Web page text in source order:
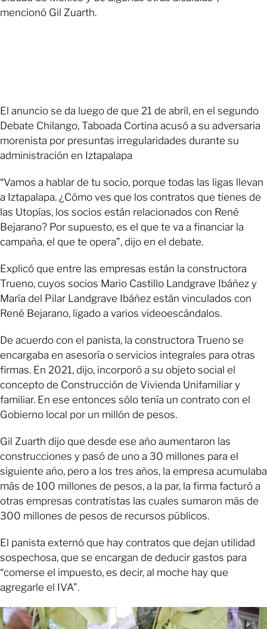
mencionó Gil Zuarth.
El anuncio se da luego de que 21 de abril, en el segundo
Debate Chilango, Taboada Cortina acusó a su adversaria
morenista por presuntas irregularidades durante su
administración en Iztapalapa
“Vamos a hablar de tu socio, porque todas las ligas llevan
a Iztapalapa. ¿Cómo ves que los contratos que tienes de
las Utopías, los socios están relacionados con René
Bejarano? Por supuesto, es el que te va a financiar la
campaña, el que te opera”, dijo en el debate.
Explicó que entre las empresas están la constructora
Trueno, cuyos socios Mario Castillo Landgrave Ibáñez y
María del Pilar Landgrave Ibáñez están vinculados con
René Bejarano, ligado a varios videoescándalos.
De acuerdo con el panista, la constructora Trueno se
encargaba en asesoría o servicios integrales para otras
firmas. En 2021, dijo, incorporó a su objeto social el
concepto de Construcción de Vivienda Unifamiliar y
familiar. En ese entonces sólo tenía un contrato con el
Gobierno local por un millón de pesos.
Gil Zuarth dijo que desde ese año aumentaron las
construcciones y pasó de uno a 30 millones para el
siguiente año, pero a los tres años, la empresa acumulaba
más de 100 millones de pesos, a la par, la firma facturó a
otras empresas contratistas las cuales sumaron más de
300 millones de pesos de recursos públicos.
El panista externó que hay contratos que dejan utilidad
sospechosa, que se encargan de deducir gastos para
“comerse el impuesto, es decir, al moche hay que
agregarle el IVA”.